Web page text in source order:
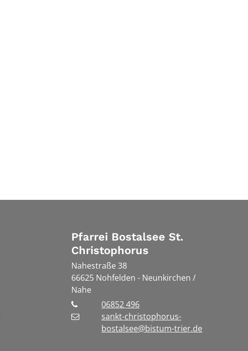
Pfarrei Bostalsee St.
Christophorus
Nahestraße 38
66625 Nohfelden - Neunkirchen /
Nahe
06852 496
sankt-christophorus-
bostalsee@bistum-trier.de